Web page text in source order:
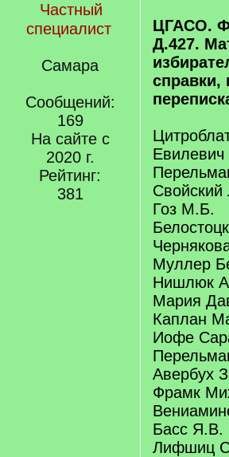
Частный
специалист
Самара
Сообщений:
169
На сайте с
2020 г.
Рейтинг:
381
ЦГАСО.
Д.427.
справки,
Гоз М.Б.
Муллер
Нишлюк
Мария
Каплан
Иофе
Авербух
Фрамк
Басс Я.В.
Лифшиц